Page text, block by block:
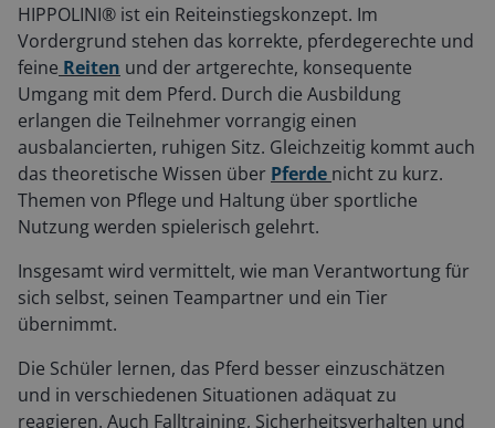
HIPPOLINI® ist ein Reiteinstiegskonzept. Im
Vordergrund stehen das korrekte, pferdegerechte und
feine Reiten und der artgerechte, konsequente
Umgang mit dem Pferd. Durch die Ausbildung
erlangen die Teilnehmer vorrangig einen
ausbalancierten, ruhigen Sitz. Gleichzeitig kommt auch
das theoretische Wissen über Pferde nicht zu kurz.
Themen von Pflege und Haltung über sportliche
Nutzung werden spielerisch gelehrt.
Insgesamt wird vermittelt, wie man Verantwortung für
sich selbst, seinen Teampartner und ein Tier
übernimmt.
Die Schüler lernen, das Pferd besser einzuschätzen
und in verschiedenen Situationen adäquat zu
reagieren. Auch Falltraining, Sicherheitsverhalten und